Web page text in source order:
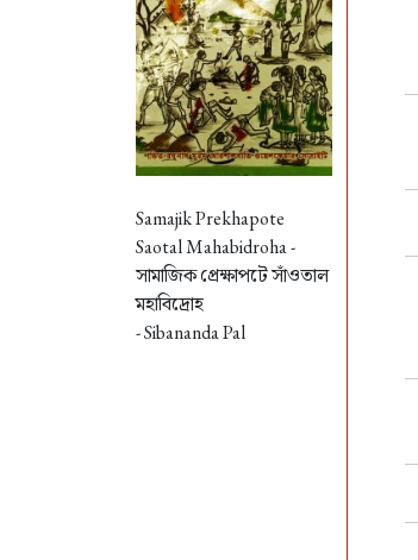
Samajik Prekhapote
Saotal Mahabidroha -
সামাজিক প্রেক্ষাপটে সাঁওতাল
মহাবিদ্রোহ
- Sibananda Pal